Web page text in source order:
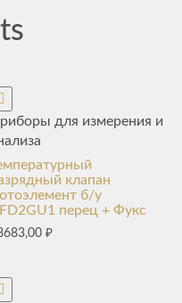
для измерения и
клапан
б/у
перец + Фукс
₽